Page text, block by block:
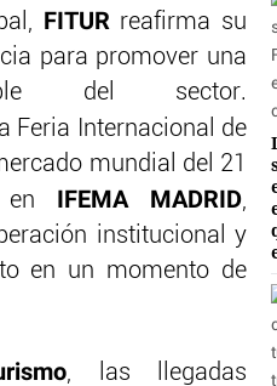
FITUR reafirma su
para promover una
del sector.
Feria Internacional de
mundial del 21
en IFEMA MADRID,
institucional y
en un momento de
, las llegadas